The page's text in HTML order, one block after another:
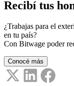
Recibí tus
¿Trabajas para el
en tu país?
Con Bitwage poder
Conocé más